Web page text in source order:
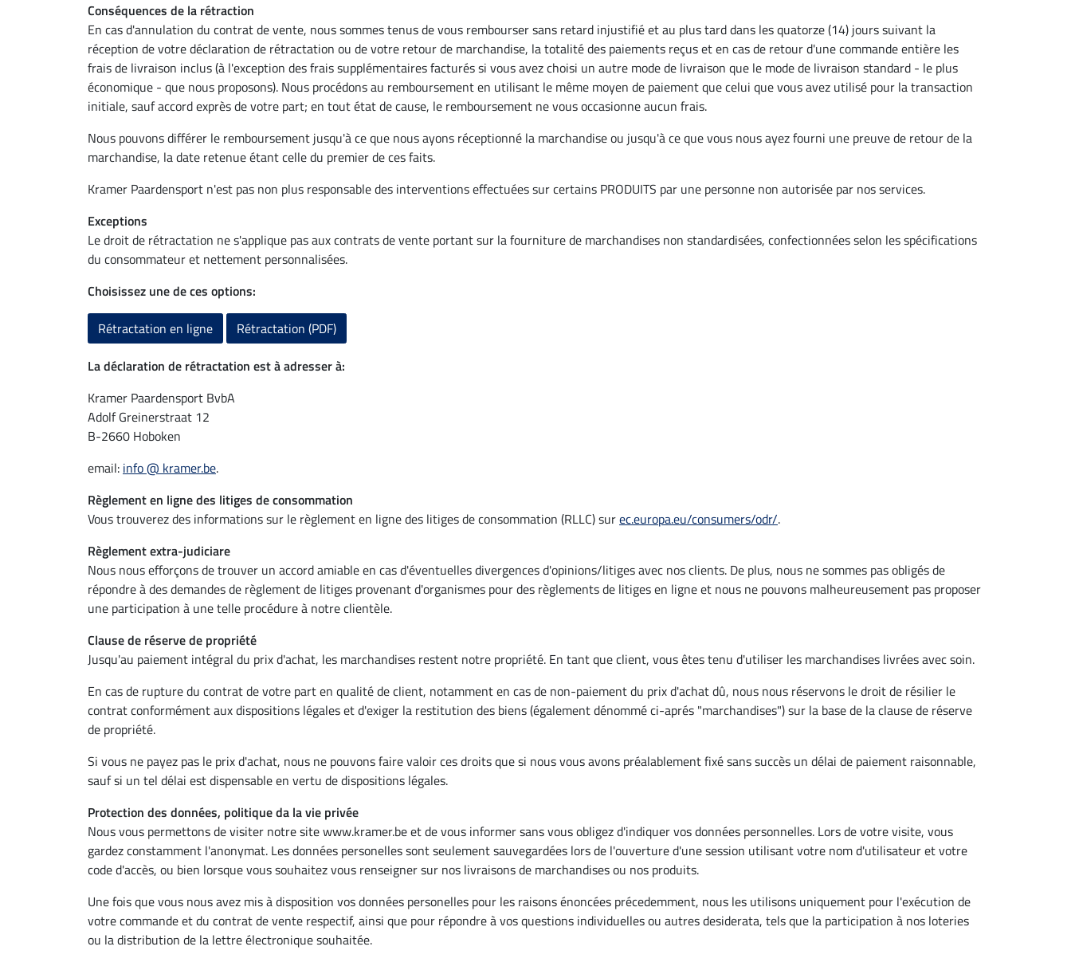
Conséquences de la rétraction
En cas d'annulation du contrat de vente, nous sommes tenus de vous rembourser sans retard injustifié et au plus tard dans les quatorze (14) jours suivant la
réception de votre déclaration de rétractation ou de votre retour de marchandise, la totalité des paiements reçus et en cas de retour d'une commande entière les
frais de livraison inclus (à l'exception des frais supplémentaires facturés si vous avez choisi un autre mode de livraison que le mode de livraison standard - le plus
économique - que nous proposons). Nous procédons au remboursement en utilisant le même moyen de paiement que celui que vous avez utilisé pour la transaction
initiale, sauf accord exprès de votre part; en tout état de cause, le remboursement ne vous occasionne aucun frais.
Nous pouvons différer le remboursement jusqu'à ce que nous ayons réceptionné la marchandise ou jusqu'à ce que vous nous ayez fourni une preuve de retour de la
marchandise, la date retenue étant celle du premier de ces faits.
Kramer Paardensport n'est pas non plus responsable des interventions effectuées sur certains PRODUITS par une personne non autorisée par nos services.
Exceptions
Le droit de rétractation ne s'applique pas aux contrats de vente portant sur la fourniture de marchandises non standardisées, confectionnées selon les spécifications
du consommateur et nettement personnalisées.
Choisissez une de ces options:
Rétractation en ligne
Rétractation (PDF)
La déclaration de rétractation est à adresser à:
Kramer Paardensport BvbA
Adolf Greinerstraat 12
B-2660 Hoboken
email: info @ kramer.be.
Règlement en ligne des litiges de consommation
Vous trouverez des informations sur le règlement en ligne des litiges de consommation (RLLC) surec.europa.eu/consumers/odr/.
Règlement extra-judiciare
Nous nous efforçons de trouver un accord amiable en cas d'éventuelles divergences d'opinions/litiges avec nos clients. De plus, nous ne sommes pas obligés de
répondre à des demandes de règlement de litiges provenant d'organismes pour des règlements de litiges en ligne et nous ne pouvons malheureusement pas proposer
une participation à une telle procédure à notre clientèle.
Clause de réserve de propriété
Jusqu'au paiement intégral du prix d'achat, les marchandises restent notre propriété. En tant que client, vous êtes tenu d'utiliser les marchandises livrées avec soin.
En cas de rupture du contrat de votre part en qualité de client, notamment en cas de non-paiement du prix d'achat dû, nous nous réservons le droit de résilier le
contrat conformément aux dispositions légales et d'exiger la restitution des biens (également dénommé ci-aprés "marchandises") sur la base de la clause de réserve
de propriété.
Si vous ne payez pas le prix d'achat, nous ne pouvons faire valoir ces droits que si nous vous avons préalablement fixé sans succès un délai de paiement raisonnable,
sauf si un tel délai est dispensable en vertu de dispositions légales.
Protection des données, politique da la vie privée
Nous vous permettons de visiter notre site www.kramer.be et de vous informer sans vous obligez d'indiquer vos données personnelles. Lors de votre visite, vous
gardez constamment l'anonymat. Les données personelles sont seulement sauvegardées lors de l'ouverture d'une session utilisant votre nom d'utilisateur et votre
code d'accès, ou bien lorsque vous souhaitez vous renseigner sur nos livraisons de marchandises ou nos produits.
Une fois que vous nous avez mis à disposition vos données personelles pour les raisons énoncées précedemment, nous les utilisons uniquement pour l'exécution de
votre commande et du contrat de vente respectif, ainsi que pour répondre à vos questions individuelles ou autres desiderata, tels que la participation à nos loteries
ou la distribution de la lettre électronique souhaitée.